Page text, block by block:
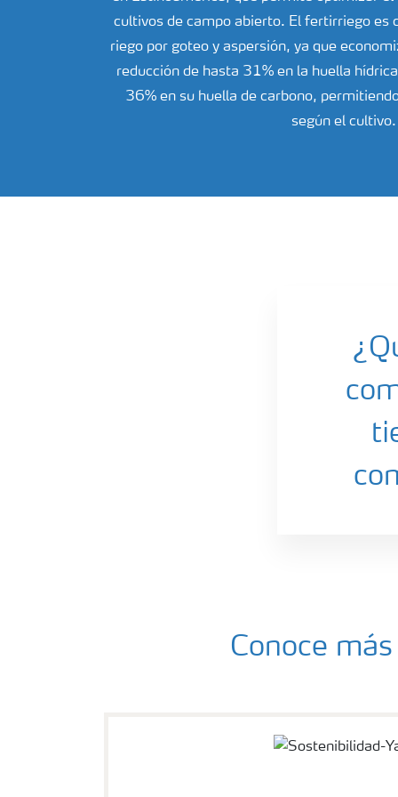
cultivos de campo abierto. El fertirriego es
riego por goteo y aspersión, ya que
reducción de hasta 31% en la huella
36% en su huella de carbono,
según el cultivo.
Conoce